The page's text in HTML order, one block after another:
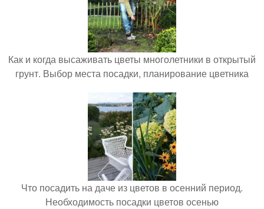
Как и когда высаживать цветы многолетники в открытый
грунт. Выбор места посадки, планирование цветника
Что посадить на даче из цветов в осенний период.
Необходимость посадки цветов осенью